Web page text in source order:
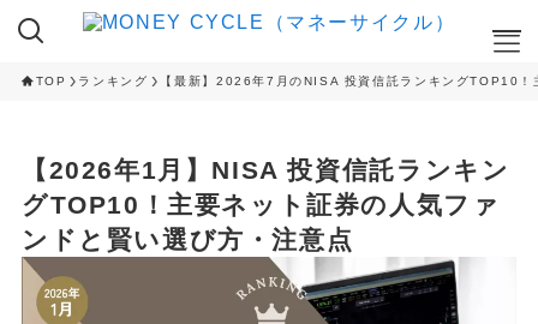
NISA
iDeCo
RANKING
クレカ積立ランキング
TOP ランキング 【最新】2026年7月のNISA 投資信託ランキングTOP10
【2026年1月】NISA 投資信託ランキン
グTOP10！主要ネット証券の人気ファ
ンドと賢い選び方・注意点